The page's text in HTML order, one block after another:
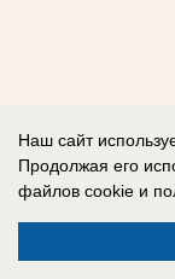
Наш сайт
Продолжая его
файлов cookie и